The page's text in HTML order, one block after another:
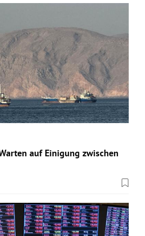
auf Einigung zwischen